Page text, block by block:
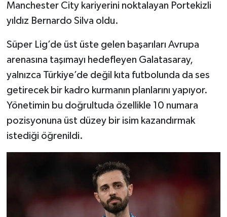
Manchester City kariyerini noktalayan Portekizli
yıldız Bernardo Silva oldu.
Süper Lig’de üst üste gelen başarıları Avrupa
arenasına taşımayı hedefleyen Galatasaray,
yalnızca Türkiye’de değil kıta futbolunda da ses
getirecek bir kadro kurmanın planlarını yapıyor.
Yönetimin bu doğrultuda özellikle 10 numara
pozisyonuna üst düzey bir isim kazandırmak
istediği öğrenildi.